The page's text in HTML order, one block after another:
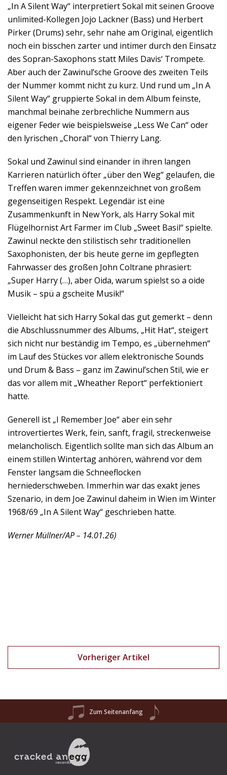
„In A Silent Way“ interpretiert Sokal mit seinen Groove
unlimited-Kollegen Jojo Lackner (Bass) und Herbert
Pirker (Drums) sehr, sehr nahe am Original, eigentlich
noch ein bisschen zarter und intimer durch den Einsatz
des Sopran-Saxophons statt Miles Davis‘ Trompete.
Aber auch der Zawinul’sche Groove des zweiten Teils
der Nummer kommt nicht zu kurz. Und rund um „In A
Silent Way“ gruppierte Sokal in dem Album feinste,
manchmal beinahe zerbrechliche Nummern aus
eigener Feder wie beispielsweise „Less We Can“ oder
den lyrischen „Choral“ von Thierry Lang.
Sokal und Zawinul sind einander in ihren langen
Karrieren natürlich öfter „über den Weg“ gelaufen, die
Treffen waren immer gekennzeichnet von großem
gegenseitigen Respekt. Legendär ist eine
Zusammenkunft in New York, als Harry Sokal mit
Flügelhornist Art Farmer im Club „Sweet Basil“ spielte.
Zawinul neckte den stilistisch sehr traditionellen
Saxophonisten, der bis heute gerne im gepflegten
Fahrwasser des großen John Coltrane phrasiert:
„Super Harry (…), aber Oida, warum spielst so a oide
Musik – spü a gscheite Musik!“
Vielleicht hat sich Harry Sokal das gut gemerkt – denn
die Abschlussnummer des Albums, „Hit Hat“, steigert
sich nicht nur beständig im Tempo, es „übernehmen“
im Lauf des Stückes vor allem elektronische Sounds
und Drum & Bass – ganz im Zawinul’schen Stil, wie er
das vor allem mit „Wheather Report“ perfektioniert
hatte.
Generell ist „I Remember Joe“ aber ein sehr
introvertiertes Werk, fein, sanft, fragil, streckenweise
melancholisch. Eigentlich sollte man sich das Album an
einem stillen Wintertag anhören, während vor dem
Fenster langsam die Schneeflocken
herniederschweben. Immerhin war das exakt jenes
Szenario, in dem Joe Zawinul daheim in Wien im Winter
1968/69 „In A Silent Way“ geschrieben hatte.
Werner Müllner/AP – 14.01.26)
Vorheriger Artikel
Zum Seitenanfang